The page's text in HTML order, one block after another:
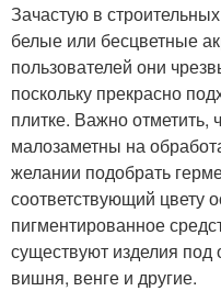
Зачастую в
белые или бесцветные
пользователей они
поскольку прекрасно
плитке. Важно отметить,
малозаметны на
желании подобрать
соответствующий цвету
пигментированное
существуют изделия под
вишня, венге и другие.